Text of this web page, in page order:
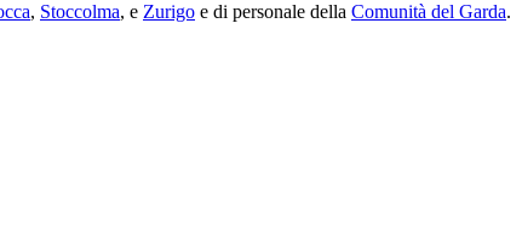
, Stoccolma, e Zurigo e di personale della Comunità del Garda.